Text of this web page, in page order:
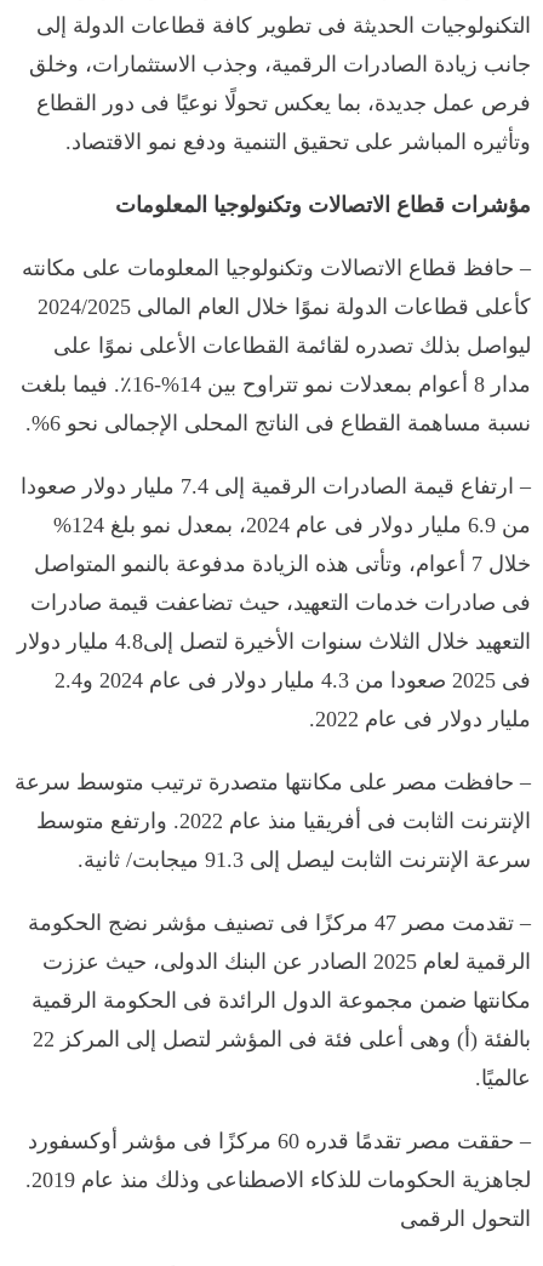
التكنولوجيات الحديثة فى تطوير كافة قطاعات الدولة إلى
جانب زيادة الصادرات الرقمية، وجذب الاستثمارات، وخلق
فرص عمل جديدة، بما يعكس تحولًا نوعيًا فى دور القطاع
وتأثيره المباشر على تحقيق التنمية ودفع نمو الاقتصاد.
مؤشرات قطاع الاتصالات وتكنولوجيا المعلومات
– حافظ قطاع الاتصالات وتكنولوجيا المعلومات على مكانته
كأعلى قطاعات الدولة نموًا خلال العام المالى 2024/2025
ليواصل بذلك تصدره لقائمة القطاعات الأعلى نموًا على
مدار 8 أعوام بمعدلات نمو تتراوح بين 14%-16٪. فيما بلغت
نسبة مساهمة القطاع فى الناتج المحلى الإجمالى نحو 6%.
– ارتفاع قيمة الصادرات الرقمية إلى 7.4 مليار دولار صعودا
من 6.9 مليار دولار فى عام 2024، بمعدل نمو بلغ 124%
خلال 7 أعوام، وتأتى هذه الزيادة مدفوعة بالنمو المتواصل
فى صادرات خدمات التعهيد، حيث تضاعفت قيمة صادرات
التعهيد خلال الثلاث سنوات الأخيرة لتصل إلى4.8 مليار دولار
فى 2025 صعودا من 4.3 مليار دولار فى عام 2024 و2.4
مليار دولار فى عام 2022.
– حافظت مصر على مكانتها متصدرة ترتيب متوسط سرعة
الإنترنت الثابت فى أفريقيا منذ عام 2022. وارتفع متوسط
سرعة الإنترنت الثابت ليصل إلى 91.3 ميجابت/ ثانية.
– تقدمت مصر 47 مركزًا فى تصنيف مؤشر نضج الحكومة
الرقمية لعام 2025 الصادر عن البنك الدولى، حيث عززت
مكانتها ضمن مجموعة الدول الرائدة فى الحكومة الرقمية
بالفئة (أ) وهى أعلى فئة فى المؤشر لتصل إلى المركز 22
عالميًا.
– حققت مصر تقدمًا قدره 60 مركزًا فى مؤشر أوكسفورد
لجاهزية الحكومات للذكاء الاصطناعى وذلك منذ عام 2019.
التحول الرقمى